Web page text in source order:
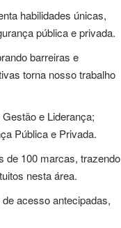
habilidades únicas,
pública e privada.
barreiras e
torna nosso trabalho
e Liderança;
Pública e Privada.
de 100 marcas, trazendo
nesta área.
acesso antecipadas,